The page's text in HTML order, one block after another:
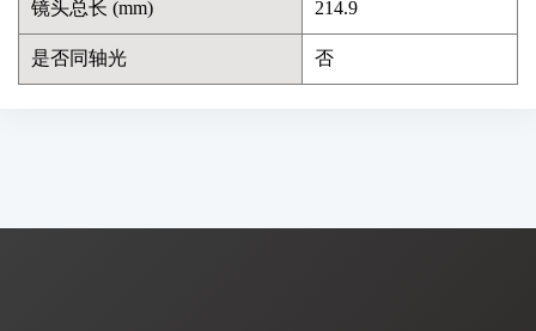
镜头总长 (mm) 214.9
是否同轴光 否